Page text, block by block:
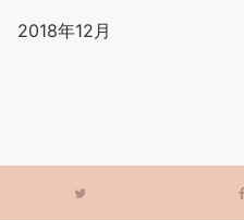
2018年12月